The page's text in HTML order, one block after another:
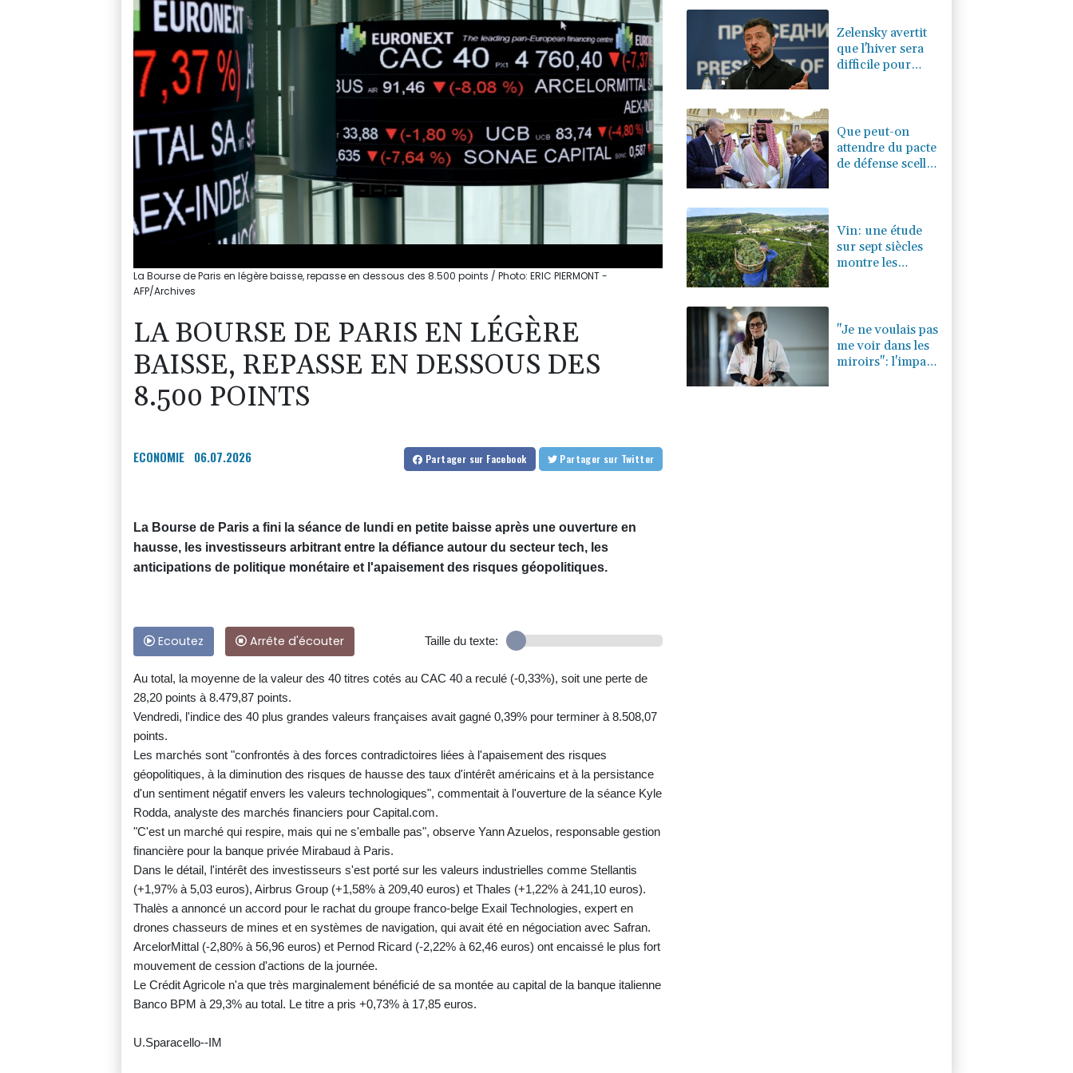
La Bourse de Paris en légère baisse, repasse en dessous des 8.500 points / Photo: ERIC PIERMONT -
AFP/Archives
LA BOURSE DE PARIS EN LÉGÈRE
BAISSE, REPASSE EN DESSOUS DES
8.500 POINTS
ECONOMIE 06.07.2026 Partager sur Facebook Partager sur Twitter
La Bourse de Paris a fini la séance de lundi en petite baisse après une ouverture en
hausse, les investisseurs arbitrant entre la défiance autour du secteur tech, les
anticipations de politique monétaire et l'apaisement des risques géopolitiques.
Ecoutez Arrête d'écouter Taille du texte:
Au total, la moyenne de la valeur des 40 titres cotés au CAC 40 a reculé (-0,33%), soit une perte de
28,20 points à 8.479,87 points.
Vendredi, l'indice des 40 plus grandes valeurs françaises avait gagné 0,39% pour terminer à 8.508,07
points.
Les marchés sont "confrontés à des forces contradictoires liées à l'apaisement des risques
géopolitiques, à la diminution des risques de hausse des taux d'intérêt américains et à la persistance
d'un sentiment négatif envers les valeurs technologiques", commentait à l'ouverture de la séance Kyle
Rodda, analyste des marchés financiers pour Capital.com.
"C'est un marché qui respire, mais qui ne s'emballe pas", observe Yann Azuelos, responsable gestion
financière pour la banque privée Mirabaud à Paris.
Dans le détail, l'intérêt des investisseurs s'est porté sur les valeurs industrielles comme Stellantis
(+1,97% à 5,03 euros), Airbrus Group (+1,58% à 209,40 euros) et Thales (+1,22% à 241,10 euros).
Thalès a annoncé un accord pour le rachat du groupe franco-belge Exail Technologies, expert en
drones chasseurs de mines et en systèmes de navigation, qui avait été en négociation avec Safran.
ArcelorMittal (-2,80% à 56,96 euros) et Pernod Ricard (-2,22% à 62,46 euros) ont encaissé le plus fort
mouvement de cession d'actions de la journée.
Le Crédit Agricole n'a que très marginalement bénéficié de sa montée au capital de la banque italienne
Banco BPM à 29,3% au total. Le titre a pris +0,73% à 17,85 euros.
U.Sparacello--IM
Zelensky avertit
que l'hiver sera
difficile pour
région de Kiev
Que peut-on
attendre du pacte
de défense scellé
Vin: une étude
sur sept siècles
montre les
"Je ne voulais pas
me voir dans les
miroirs": l'impact